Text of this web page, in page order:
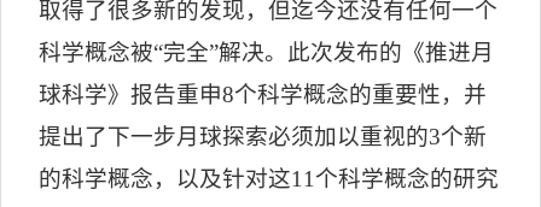
取得了很多新的发现，但迄今还没有任何一个
科学概念被“完全”解决。此次发布的《推进月
球科学》报告重申8个科学概念的重要性，并
提出了下一步月球探索必须加以重视的3个新
的科学概念，以及针对这11个科学概念的研究